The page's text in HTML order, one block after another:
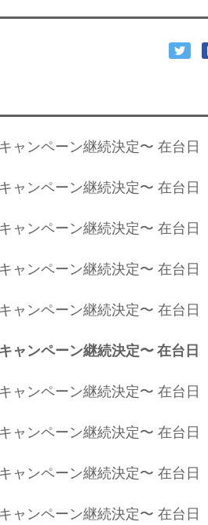
ャンペーン継続決定〜 在台日
ャンペーン継続決定〜 在台日
ャンペーン継続決定〜 在台日
ャンペーン継続決定〜 在台日
ャンペーン継続決定〜 在台日
ンペーン継続決定〜 在台日
ャンペーン継続決定〜 在台日
ャンペーン継続決定〜 在台日
ャンペーン継続決定〜 在台日
ャンペーン継続決定〜 在台日